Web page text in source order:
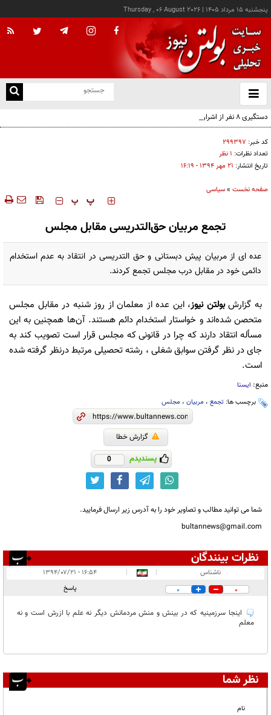
پنجشنبه ۱۵ مرداد ۱۴۰۵ |
Thursday , 06 August 2026
باز
و
دستگیری ۸ نفر از اشرار مسلح شاخص و مرتبطین گروهک‌های تروریستی
کد خبر: ۲۹۹۳۹۷
تعداد نظرات: ۱ نظر
تاریخ انتشار: ۲۱ مهر ۱۳۹۴ - ۱۶:۱۹
صفحه نخست »سیاسی
‍‍‍ پ پ
تجمع مربیان حق‌التدریسی مقابل مجلس
عده ای از مربیان پیش دبستانی و حق التدریسی در انتقاد به عدم استخدام
دائمی خود در مقابل درب مجلس تجمع کردند.
به گزارشبولتن نیوز، این عده از معلمان از روز شنبه در مقابل مجلس
متحصن شده‌اند و خواستار استخدام دائم هستند. آن‌ها همچنین به این
مسأله انتقاد دارند که چرا در قانونی که مجلس قرار است تصویب کند به
جای در نظر گرفتن سوابق شغلی ، رشته تحصیلی مرتبط درنظر گرفته شده
است.
منبع: ایسنا
برچسب ها: تجمع ، مربیان ، مجلس
گزارش خطا
پسندیدم 0
شما می توانید مطالب و تصاویر خود را به آدرس زیر ارسال فرمایید.
bultannews@gmail.com
نظرات بینندگان
در انتظار بررسی:
ناشناس |
|
۱۶:۵۴ - ۱۳۹۴/۰۷/۲۱
0
0 پاسخ
اینجا سرزمینیه که در بینش و منش مردمانش دیگر نه علم با ازرش است و نه
معلم
نظر شما
نام